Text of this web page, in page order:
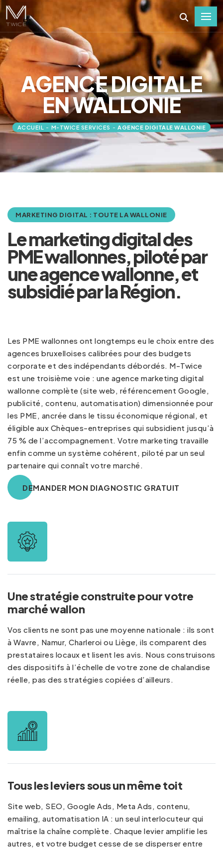
AGENCE DIGITALE
EN WALLONIE
ACCUEIL - M-TWICE SERVICES - AGENCE DIGITALE WALLONIE
MARKETING DIGITAL : TOUTE LA WALLONIE
Le marketing digital des
PME wallonnes, piloté par
une agence wallonne, et
subsidié par la Région.
Les PME wallonnes ont longtemps eu le choix entre des
agences bruxelloises calibrées pour des budgets
corporate et des indépendants débordés. M-Twice
est une troisième voie : une agence marketing digital
wallonne complète (site web, référencement Google,
publicité, contenu, automatisation) dimensionnée pour
les PME, ancrée dans le tissu économique régional, et
éligible aux Chèques-entreprises qui subsidient jusqu’à
75 % de l’accompagnement. Votre marketing travaille
enfin comme un système cohérent, piloté par un seul
partenaire qui connaît votre marché.
DEMANDER MON DIAGNOSTIC GRATUIT
Une stratégie construite pour votre
marché wallon
Vos clients ne sont pas une moyenne nationale : ils sont
à Wavre, Namur, Charleroi ou Liège, ils comparent des
prestataires locaux et lisent les avis. Nous construisons
des dispositifs à l’échelle de votre zone de chalandise
réelle, pas des stratégies copiées d’ailleurs.
Tous les leviers sous un même toit
Site web, SEO, Google Ads, Meta Ads, contenu,
emailing, automatisation IA : un seul interlocuteur qui
maîtrise la chaîne complète. Chaque levier amplifie les
autres, et votre budget cesse de se disperser entre